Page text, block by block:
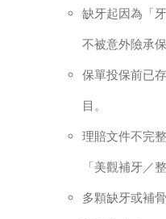
缺牙起因為「
不被意外險承保
保單投保前已
目。
理賠文件不完
「美觀補牙／
多顆缺牙或補